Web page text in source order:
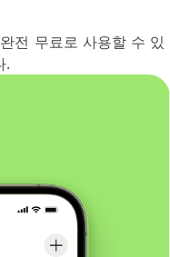
전 무료로 사용할 수 있
.